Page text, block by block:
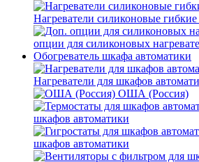
Нагреватели силиконовые
опции для силиконовых
Обогреватель шкафа автоматики
Нагреватели для шкафов
ОША (Россия)
шкафов автоматики
шкафов автоматики